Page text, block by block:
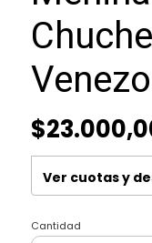
Ver cuotas y
Cantidad